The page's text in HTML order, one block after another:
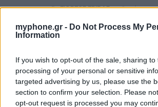
myphone.gr - Do Not Process My
Information
If you wish to opt-out of the sale, sharing
processing of your personal or sensitive
targeted advertising by us, please use the
section to confirm your selection. Please
opt-out request is processed you may
ByΓΙΏΡΓΟΣ ΓΡΊΒΑΣ 2 ημέρες ago
Το σύνολο των τεχνικών
By ΓΙΏΡΓΟΣ ΓΡΊΒΑΣ 3 ημέρες ago
HiLight ονομάζεται τελικά
ByΓΙΏΡΓΟΣ ΓΡΊΒΑΣ 3 ημέρες ago